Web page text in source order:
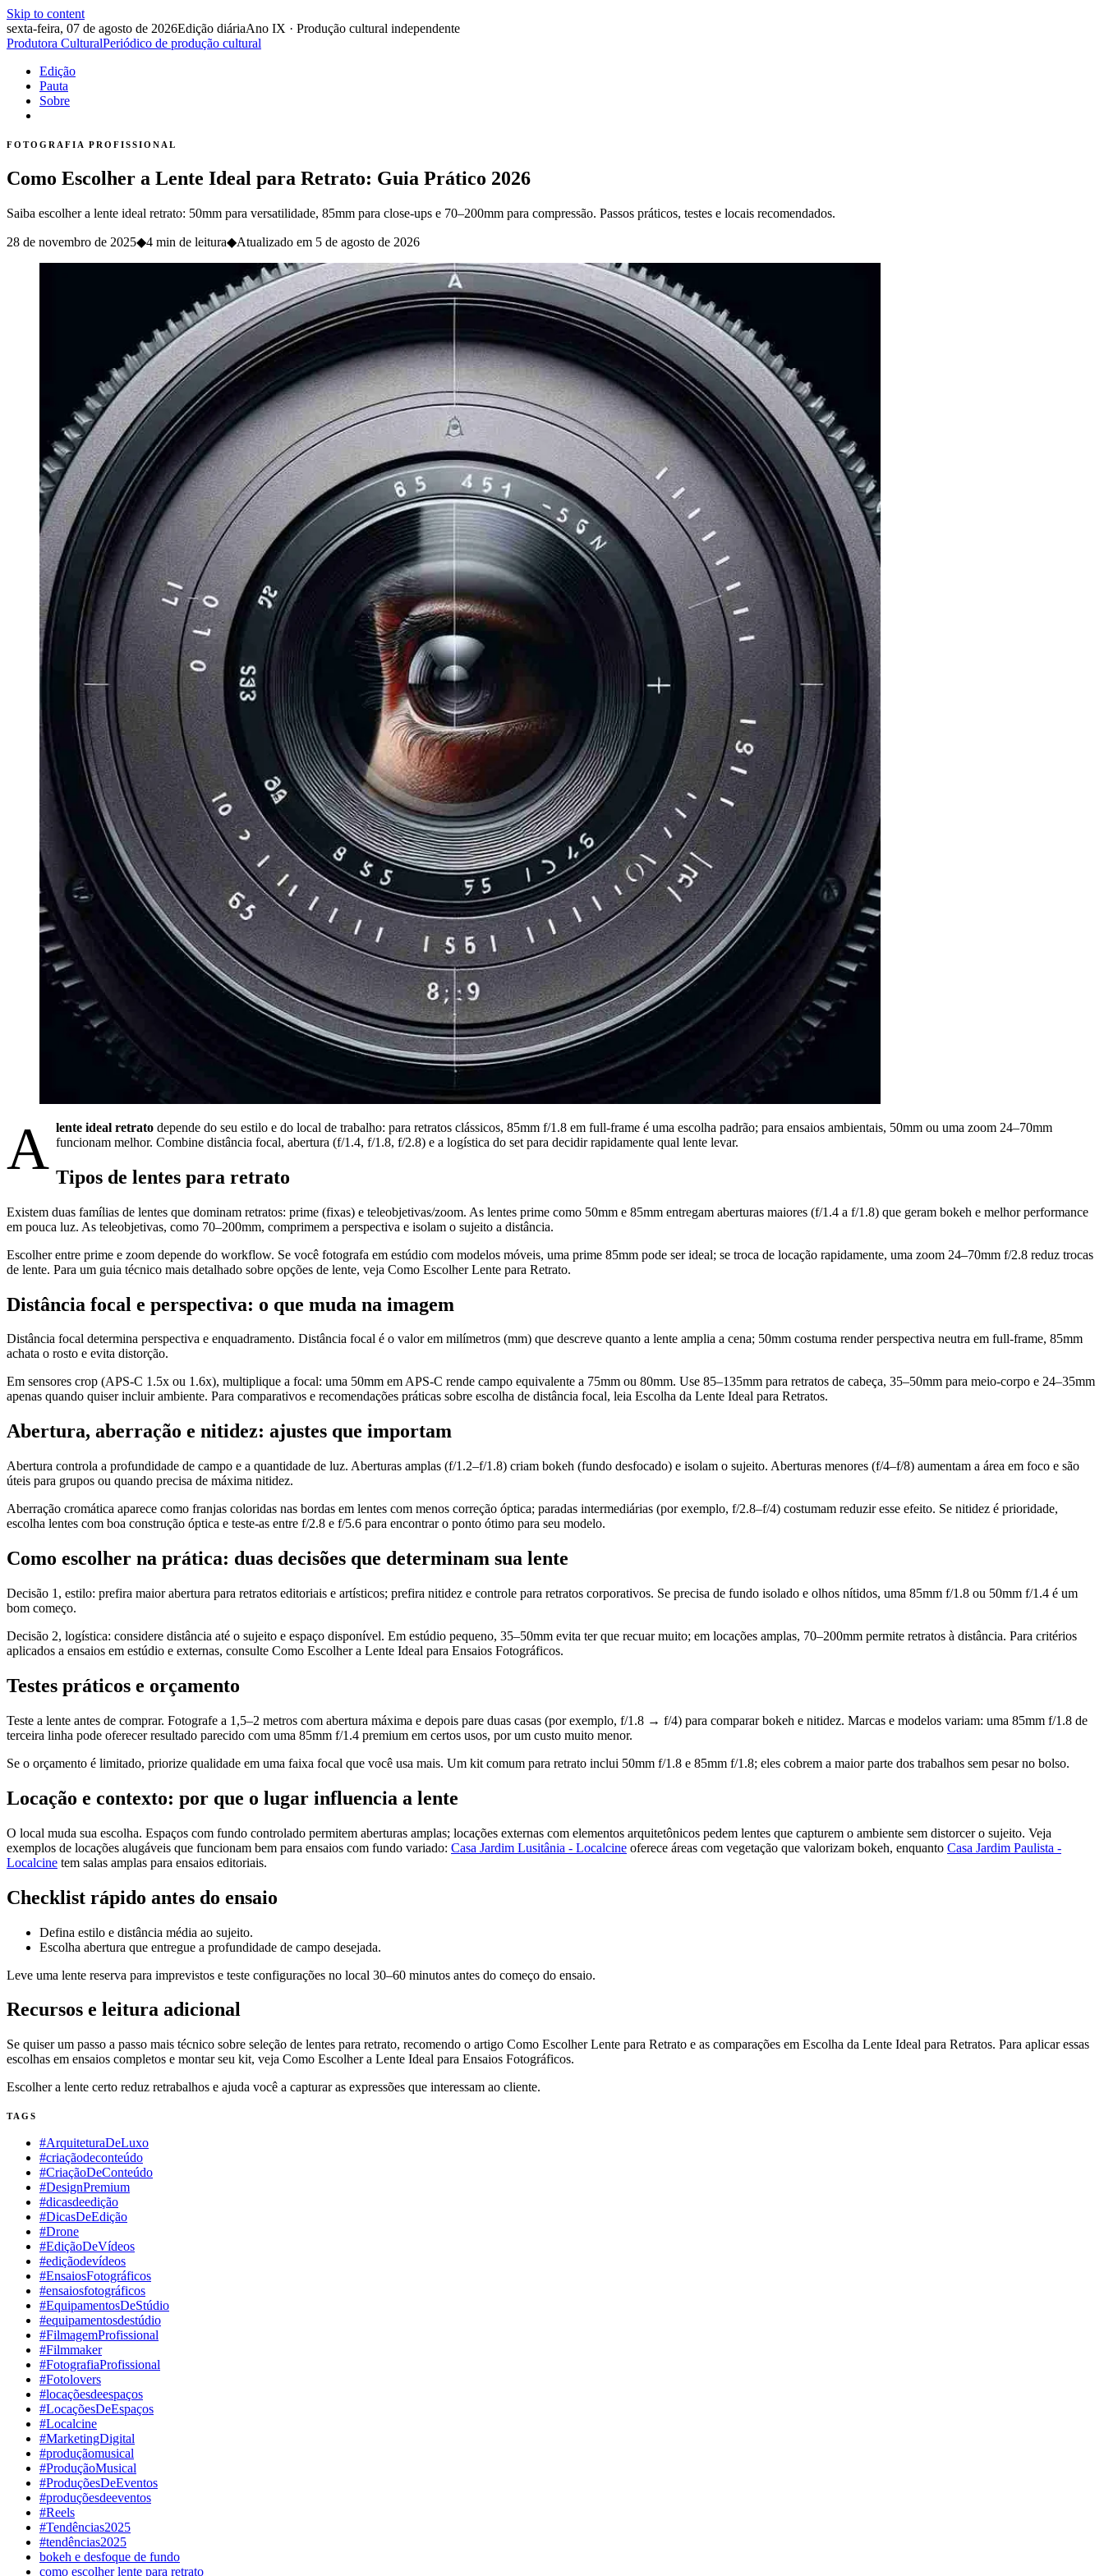
Skip to content
sexta-feira, 07 de agosto de 2026Edição diáriaAno IX · Produção cultural independente
Produtora CulturalPeriódico de produção cultural
Edição
Pauta
Sobre
FOTOGRAFIA PROFISSIONAL
Como Escolher a Lente Ideal para Retrato: Guia Prático 2026
Saiba escolher a lente ideal retrato: 50mm para versatilidade, 85mm para close-ups e 70–200mm para compressão. Passos práticos, testes e locais recomendados.
28 de novembro de 2025◆4 min de leitura◆Atualizado em 5 de agosto de 2026
A lente ideal retrato depende do seu estilo e do local de trabalho: para retratos clássicos, 85mm f/1.8 em full-frame é uma escolha padrão; para ensaios ambientais, 50mm ou uma zoom 24–70mm
funcionam melhor. Combine distância focal, abertura (f/1.4, f/1.8, f/2.8) e a logística do set para decidir rapidamente qual lente levar.
Tipos de lentes para retrato
Existem duas famílias de lentes que dominam retratos: prime (fixas) e teleobjetivas/zoom. As lentes prime como 50mm e 85mm entregam aberturas maiores (f/1.4 a f/1.8) que geram bokeh e melhor performance
em pouca luz. As teleobjetivas, como 70–200mm, comprimem a perspectiva e isolam o sujeito a distância.
Escolher entre prime e zoom depende do workflow. Se você fotografa em estúdio com modelos móveis, uma prime 85mm pode ser ideal; se troca de locação rapidamente, uma zoom 24–70mm f/2.8 reduz trocas
de lente. Para um guia técnico mais detalhado sobre opções de lente, veja Como Escolher Lente para Retrato.
Distância focal e perspectiva: o que muda na imagem
Distância focal determina perspectiva e enquadramento. Distância focal é o valor em milímetros (mm) que descreve quanto a lente amplia a cena; 50mm costuma render perspectiva neutra em full-frame, 85mm
achata o rosto e evita distorção.
Em sensores crop (APS-C 1.5x ou 1.6x), multiplique a focal: uma 50mm em APS-C rende campo equivalente a 75mm ou 80mm. Use 85–135mm para retratos de cabeça, 35–50mm para meio-corpo e 24–35mm
apenas quando quiser incluir ambiente. Para comparativos e recomendações práticas sobre escolha de distância focal, leia Escolha da Lente Ideal para Retratos.
Abertura, aberração e nitidez: ajustes que importam
Abertura controla a profundidade de campo e a quantidade de luz. Aberturas amplas (f/1.2–f/1.8) criam bokeh (fundo desfocado) e isolam o sujeito. Aberturas menores (f/4–f/8) aumentam a área em foco e são
úteis para grupos ou quando precisa de máxima nitidez.
Aberração cromática aparece como franjas coloridas nas bordas em lentes com menos correção óptica; paradas intermediárias (por exemplo, f/2.8–f/4) costumam reduzir esse efeito. Se nitidez é prioridade,
escolha lentes com boa construção óptica e teste-as entre f/2.8 e f/5.6 para encontrar o ponto ótimo para seu modelo.
Como escolher na prática: duas decisões que determinam sua lente
Decisão 1, estilo: prefira maior abertura para retratos editoriais e artísticos; prefira nitidez e controle para retratos corporativos. Se precisa de fundo isolado e olhos nítidos, uma 85mm f/1.8 ou 50mm f/1.4 é um
bom começo.
Decisão 2, logística: considere distância até o sujeito e espaço disponível. Em estúdio pequeno, 35–50mm evita ter que recuar muito; em locações amplas, 70–200mm permite retratos à distância. Para critérios
aplicados a ensaios em estúdio e externas, consulte Como Escolher a Lente Ideal para Ensaios Fotográficos.
Testes práticos e orçamento
Teste a lente antes de comprar. Fotografe a 1,5–2 metros com abertura máxima e depois pare duas casas (por exemplo, f/1.8 → f/4) para comparar bokeh e nitidez. Marcas e modelos variam: uma 85mm f/1.8 de
terceira linha pode oferecer resultado parecido com uma 85mm f/1.4 premium em certos usos, por um custo muito menor.
Se o orçamento é limitado, priorize qualidade em uma faixa focal que você usa mais. Um kit comum para retrato inclui 50mm f/1.8 e 85mm f/1.8; eles cobrem a maior parte dos trabalhos sem pesar no bolso.
Locação e contexto: por que o lugar influencia a lente
O local muda sua escolha. Espaços com fundo controlado permitem aberturas amplas; locações externas com elementos arquitetônicos pedem lentes que capturem o ambiente sem distorcer o sujeito. Veja
exemplos de locações alugáveis que funcionam bem para ensaios com fundo variado: Casa Jardim Lusitânia - Localcine oferece áreas com vegetação que valorizam bokeh, enquanto Casa Jardim Paulista -
Localcine tem salas amplas para ensaios editoriais.
Checklist rápido antes do ensaio
Defina estilo e distância média ao sujeito.
Escolha abertura que entregue a profundidade de campo desejada.
Leve uma lente reserva para imprevistos e teste configurações no local 30–60 minutos antes do começo do ensaio.
Recursos e leitura adicional
Se quiser um passo a passo mais técnico sobre seleção de lentes para retrato, recomendo o artigo Como Escolher Lente para Retrato e as comparações em Escolha da Lente Ideal para Retratos. Para aplicar essas
escolhas em ensaios completos e montar seu kit, veja Como Escolher a Lente Ideal para Ensaios Fotográficos.
Escolher a lente certo reduz retrabalhos e ajuda você a capturar as expressões que interessam ao cliente.
TAGS
#ArquiteturaDeLuxo
#criaçãodeconteúdo
#CriaçãoDeConteúdo
#DesignPremium
#dicasdeedição
#DicasDeEdição
#Drone
#EdiçãoDeVídeos
#ediçãodevídeos
#EnsaiosFotográficos
#ensaiosfotográficos
#EquipamentosDeStúdio
#equipamentosdestúdio
#FilmagemProfissional
#Filmmaker
#FotografiaProfissional
#Fotolovers
#locaçõesdeespaços
#LocaçõesDeEspaços
#Localcine
#MarketingDigital
#produçãomusical
#ProduçãoMusical
#ProduçõesDeEventos
#produçõesdeeventos
#Reels
#Tendências2025
#tendências2025
bokeh e desfoque de fundo
como escolher lente para retrato